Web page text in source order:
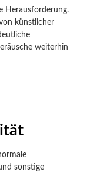
Herausforderung.
künstlicher
weiterhin
sonstige